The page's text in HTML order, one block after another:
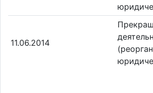
11.06.2014